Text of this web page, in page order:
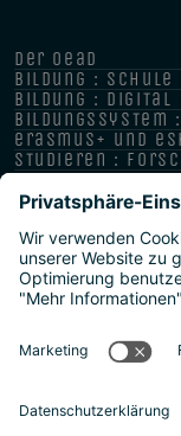
der oead
bildung : schule
bildung : digital
bildungssystem
erasmus+ und
studieren :
hochschule :
Datenschutz